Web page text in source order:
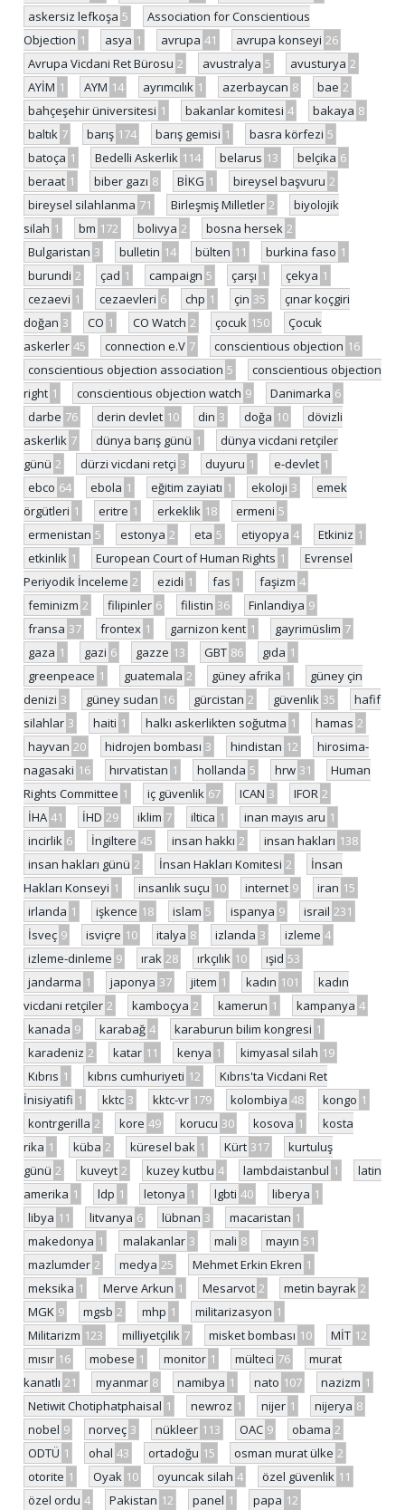
askersiz lefkoşa 5
Association for Conscientious
Objection 1 asya 1 avrupa 41 avrupa konseyi 26
Avrupa Vicdani Ret Bürosu 2 avustralya 5 avusturya 2
AYİM 1 AYM 14 ayrımcılık 1 azerbaycan 8 bae 2
bahçeşehir üniversitesi 1 bakanlar komitesi 4 bakaya 8
baltık 7 barış 174 barış gemisi 1 basra körfezi 5
batoça 1 Bedelli Askerlik 114 belarus 13 belçika 6
beraat 1 biber gazı 8 BİKG 1 bireysel başvuru 2
bireysel silahlanma 71 Birleşmiş Milletler 2
biyolojik
silah 1 bm 172 bolivya 2 bosna hersek 2
Bulgaristan 3 bulletin 14 bülten 11 burkina faso 1
burundi 2 çad 1 campaign 5 çarşı 1 çekya 1
cezaevi 1 cezaevleri 6 chp 1 çin 35
çınar koçgiri
doğan 3 CO 1 CO Watch 2 çocuk 150
Çocuk
askerler 45 connection e.V 7 conscientious objection 16
conscientious objection association 5
conscientious objection
right 1 conscientious objection watch 9 Danimarka 6
darbe 76 derin devlet 10 din 3 doğa 10
dövizli
askerlik 7 dünya barış günü 1
dünya vicdani retçiler
günü 2 dürzi vicdani retçi 3 duyuru 1 e-devlet 1
ebco 64 ebola 1 eğitim zayiatı 1 ekoloji 3
emek
örgütleri 1 eritre 1 erkeklik 18 ermeni 5
ermenistan 5 estonya 2 eta 5 etiyopya 4 Etkiniz 1
etkinlik 1 European Court of Human Rights 1
Evrensel
Periyodik İnceleme 2 ezidi 1 fas 1 faşizm 4
feminizm 2 filipinler 6 filistin 36 Finlandiya 9
fransa 37 frontex 1 garnizon kent 1 gayrimüslim 7
gaza 1 gazi 6 gazze 13 GBT 86 gıda 1
greenpeace 1 guatemala 2 güney afrika 1
güney çin
denizi 3 güney sudan 16 gürcistan 2 güvenlik 35
hafif
silahlar 3 haiti 1 halkı askerlikten soğutma 1 hamas 2
hayvan 20 hidrojen bombası 3 hindistan 12
hirosima-
nagasaki 16 hırvatistan 1 hollanda 5 hrw 31
Human
Rights Committee 1 iç güvenlik 67 ICAN 3 IFOR 2
İHA 41 İHD 29 iklim 7 iltica 1 inan mayıs aru 1
incirlik 6 İngiltere 45 insan hakkı 2 insan hakları 138
insan hakları günü 2 İnsan Hakları Komitesi 2
İnsan
Hakları Konseyi 1 insanlık suçu 10 internet 9 iran 15
irlanda 1 işkence 18 islam 5 ispanya 9 israil 231
İsveç 9 isviçre 10 italya 8 izlanda 3 izleme 4
izleme-dinleme 9 ırak 28 ırkçılık 10 ışid 53
jandarma 1 japonya 37 jitem 1 kadın 101
kadın
vicdani retçiler 2 kamboçya 2 kamerun 1 kampanya 4
kanada 9 karabağ 4 karaburun bilim kongresi 1
karadeniz 2 katar 11 kenya 1 kimyasal silah 19
Kıbrıs 1 kıbrıs cumhuriyeti 12
Kıbrıs'ta Vicdani Ret
İnisiyatifi 1 kktc 3 kktc-vr 179 kolombiya 48 kongo 1
kontrgerilla 2 kore 49 korucu 30 kosova 1
kosta
rika 1 küba 2 küresel bak 1 Kürt 317
kurtuluş
günü 2 kuveyt 2 kuzey kutbu 4 lambdaistanbul 1
latin
amerika 1 ldp 1 letonya 1 lgbti 40 liberya 1
libya 11 litvanya 6 lübnan 3 macaristan 1
makedonya 1 malakanlar 3 mali 8 mayın 51
mazlumder 2 medya 25 Mehmet Erkin Ekren 1
meksika 1 Merve Arkun 1 Mesarvot 2 metin bayrak 2
MGK 9 mgsb 2 mhp 1 militarizasyon 1
Militarizm 123 milliyetçilik 7 misket bombası 10 MİT 12
mısır 16 mobese 1 monitor 1 mülteci 76
murat
kanatlı 21 myanmar 8 namibya 1 nato 107 nazizm 1
Netiwit Chotiphatphaisal 1 newroz 1 nijer 1 nijerya 8
nobel 9 norveç 3 nükleer 113 OAC 9 obama 2
ODTÜ 1 ohal 43 ortadoğu 15 osman murat ülke 2
otorite 1 Oyak 10 oyuncak silah 4 özel güvenlik 11
özel ordu 4 Pakistan 12 panel 1 papa 12